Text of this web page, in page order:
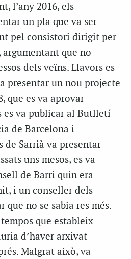
l’any 2016, els
un pla que va ser
pel consistori dirigit per
argumentant que no
dels veïns. Llavors es
presentar un nou projecte
que es va aprovar
es va publicar al Butlletí
de Barcelona i
de Sarrià va presentar
uns mesos, es va
de Barri quin era
i un conseller dels
no se sabia res més.
que estableix
d’haver arxivat
Malgrat això, va